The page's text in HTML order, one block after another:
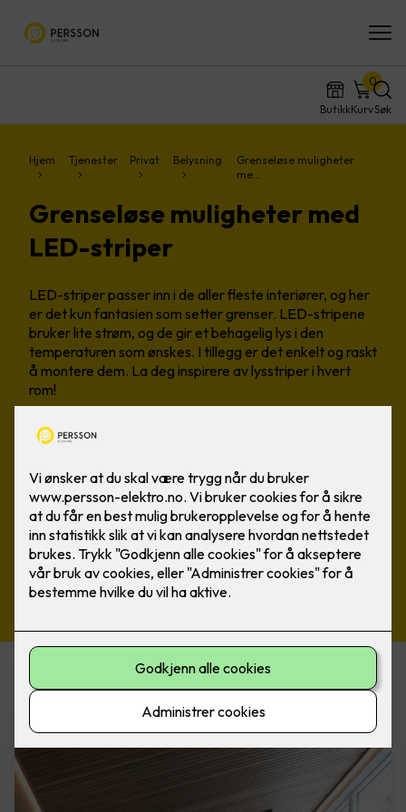
ButikkKurv
0
Søk
Hjem Tjenester Privat Belysning
Grenseløse muligheter
me…
Grenseløse muligheter med
LED-striper
LED-striper passer inn i de aller fleste interiører, og her
er det kun fantasien som setter grenser.​ LED-stripene
bruker lite strøm, og de gir et behagelig lys i den
temperaturen som ønskes. I tillegg er det enkelt og raskt
å montere dem.​ La deg inspirere av lysstriper i hvert
rom!